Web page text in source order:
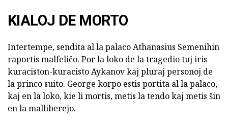
KIALOJ DE MORTO
Intertempe, sendita al la palaco Athanasius Semenihin
raportis malfeliĉo. Por la loko de la tragedio tuj iris
kuraciston-kuracisto Aykanov kaj pluraj personoj de
la princo suito. George korpo estis portita al la palaco,
kaj en la loko, kie li mortis, metis la tendo kaj metis ŝin
en la malliberejo.